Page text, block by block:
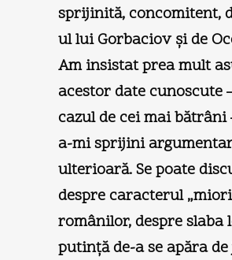
sprijinită, concomitent,
ul lui Gorbaciov şi de
Am insistat prea mult
acestor date cunoscute
cazul de cei mai
a-mi sprijini
ulterioară. Se poate
despre caracterul
românilor, despre slaba
putinţă de-a se apăra